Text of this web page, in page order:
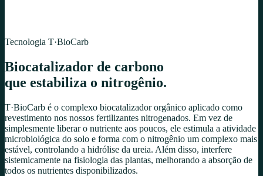
Tecnologia T·BioCarb
Biocatalizador de carbono
que estabiliza o nitrogênio.
T·BioCarb é o complexo biocatalizador orgânico aplicado como
revestimento nos nossos fertilizantes nitrogenados. Em vez de
simplesmente liberar o nutriente aos poucos, ele estimula a atividade
microbiológica do solo e forma com o nitrogênio um complexo mais
estável, controlando a hidrólise da ureia. Além disso, interfere
sistemicamente na fisiologia das plantas, melhorando a absorção de
todos os nutrientes disponibilizados.